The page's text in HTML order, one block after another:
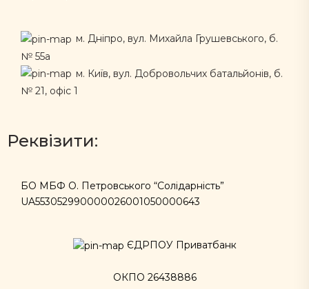
м. Дніпро, вул. Михайла Грушевського, б.
№ 55а
м. Київ, вул. Добровольчих батальйонів, б.
№ 21, офіс 1
Реквізити:
БО МБФ О. Петровського “Солідарність”
UA553052990000026001050000643
ЄДРПОУ Приватбанк
ОКПО 26438886